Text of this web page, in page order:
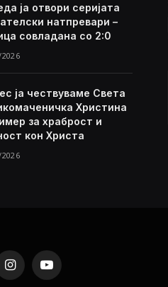
ја отвори серијата
натпревари –
совладана со 2:0
ја чествуваме Света
Христина
за храброст и
кон Христа
InstagramYouTube